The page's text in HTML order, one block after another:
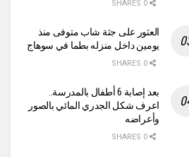
العثور على جثة شاب متوفى منذ
يومين داخل منزله بطما في سوهاج
بعد إصابة 6 أطفال بالمدرسة..
اعرف شكل الجدري المائي بالصور
وأعراضه